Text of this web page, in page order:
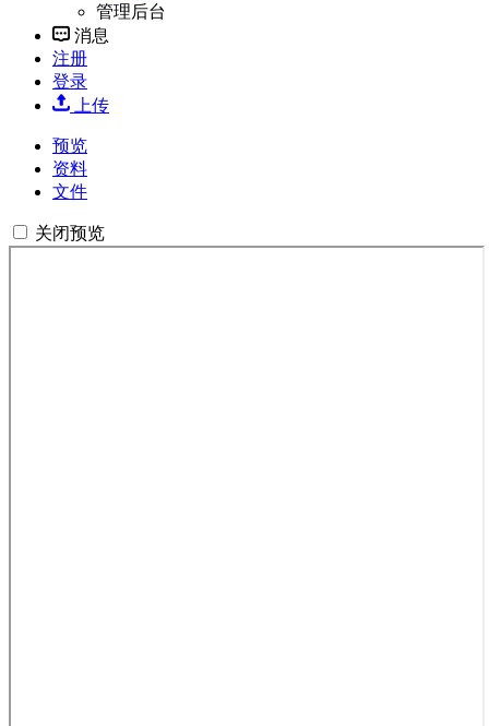
管理后台
消息
注册
登录
上传
预览
资料
文件
关闭预览